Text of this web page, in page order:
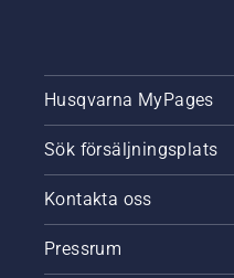
Husqvarna MyPages
Sök försäljningsplats
Kontakta oss
Pressrum